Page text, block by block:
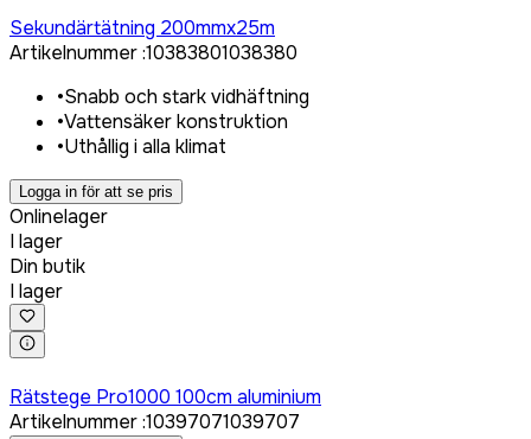
Sekundärtätning 200mmx25m
Artikelnummer:10383801038380
•Snabb och stark vidhäftning
•Vattensäker konstruktion
•Uthållig i alla klimat
Logga in för att se pris
Onlinelager
I lager
Din butik
I lager
Rätstege Pro1000 100cm aluminium
Artikelnummer:10397071039707